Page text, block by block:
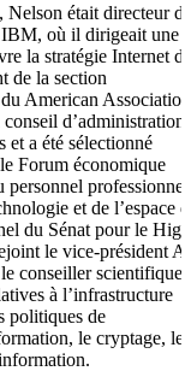
était directeur de
IBM, où il dirigeait une
la stratégie Internet de
de la section
American Association
d’administration
a été sélectionné
Forum économique
professionnel
et de l’espace
du Sénat pour le High
le vice-président Al
conseiller scientifique
à l’infrastructure
politiques de
le cryptage, le